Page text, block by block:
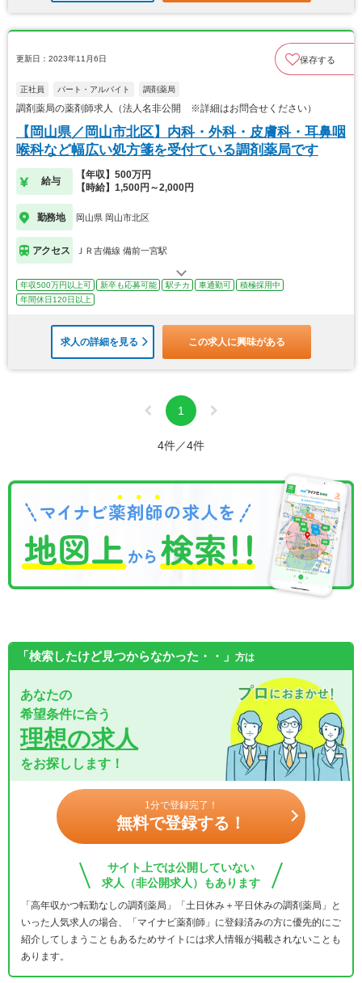
更新日：2023年11月6日 保存する
正社員 パート・アルバイト 調剤薬局
調剤薬局の薬剤師求人（法人名非公開 ※詳細はお問合せください）
【岡山県／岡山市北区】内科・外科・皮膚科・耳鼻咽
喉科など幅広い処方箋を受付ている調剤薬局です
給与
【年収】500万円
【時給】1,500円～2,000円
勤務地 岡山県 岡山市北区
アクセス ＪＲ吉備線 備前一宮駅
年収500万円以上可 新卒も応募可能 駅チカ 車通勤可
積極採用中
年間休日120日以上
求人の詳細を見る この求人に興味がある
1
4件／4件
「検索したけど見つからなかった・・」 方は
あなたの
希望条件に合う
理想の求人
をお探しします！
1分で登録完了！
無料で登録する！
サイト上では公開していない
求人（非公開求人）もあります
「高年収かつ転勤なしの調剤薬局」「土日休み＋平日休みの調剤薬局」と
いった人気求人の場合、「マイナビ薬剤師」に登録済みの方に優先的にご
紹介してしまうこともあるためサイトには求人情報が掲載されないことも
あります。